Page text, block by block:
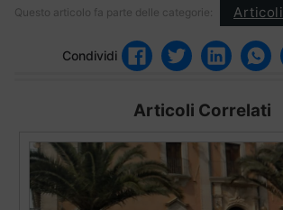
Questo articolo fa parte delle categorie: Articoli
Condividi
Articoli Correlati